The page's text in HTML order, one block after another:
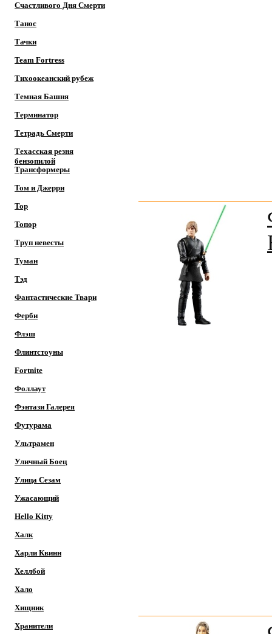
Счастливого Дня Смерти
Танос
Тачки
Team Fortress
Тихоокеанский рубеж
Темная Башня
Терминатор
Тетрадь Смерти
Техасская резня
бензопилой
Трансформеры
Том и Джерри
Тор
Топор
Труп невесты
Туман
Тэд
Фантастические Твари
Ферби
Флэш
Флинтстоуны
Fortnite
Фоллаут
Фэнтази Галерея
Футурама
Ультрамен
Уличный Боец
Улица Сезам
Ужасающий
Hello Kitty
Халк
Харли Квинн
Хеллбой
Хало
Хищник
Хранители